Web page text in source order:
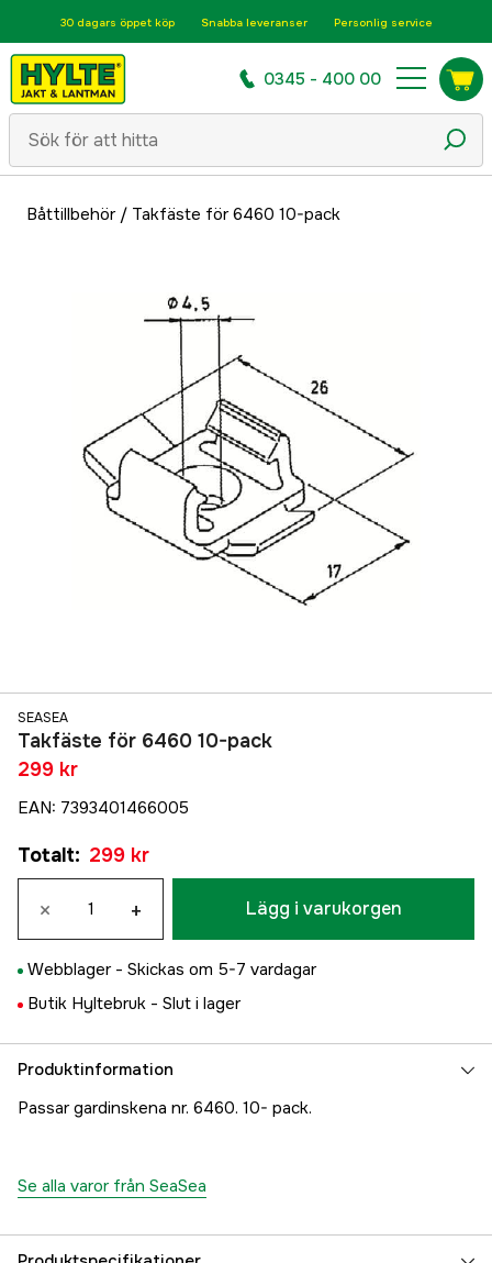
30 dagars öppet köp Snabba leveranser Personlig service
0345 - 400 00
Båttillbehör/ Takfäste för 6460 10-pack
SEASEA
Takfäste för 6460 10-pack
299 kr
EAN: 7393401466005
Totalt: 299 kr
× + Lägg i varukorgen
Webblager - Skickas om 5-7 vardagar
Butik Hyltebruk - Slut i lager
Produktinformation
Passar gardinskena nr. 6460. 10- pack.
Se alla varor från SeaSea